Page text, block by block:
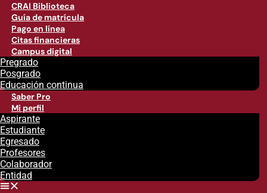
CRAI Biblioteca
Guía de matrícula
Pago en línea
Citas financieras
Campus digital
Pregrado
Posgrado
Educación continua
Saber Pro
Mi perfil
Aspirante
Estudiante
Egresado
Profesores
Colaborador
Entidad